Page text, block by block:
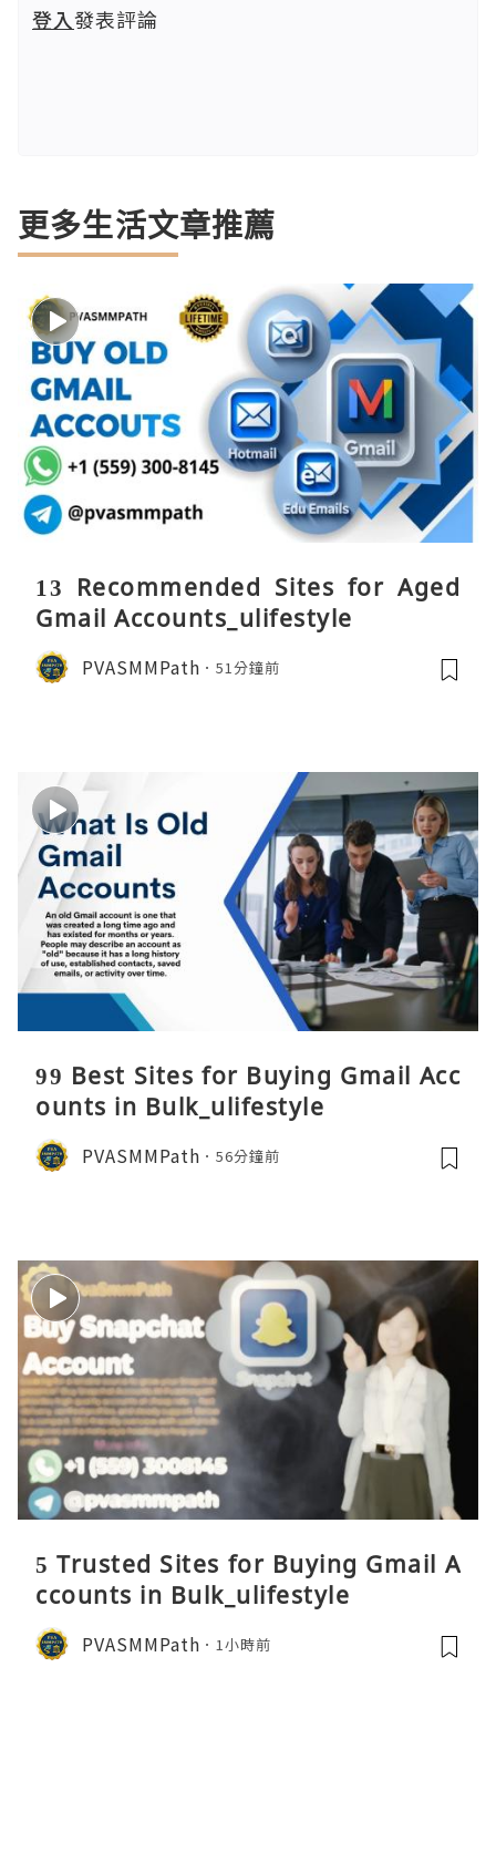
登入發表評論
更多生活文章推薦
13 Recommended Sites for Aged
Gmail Accounts_ulifestyle
PVASMMPath 51分鐘前
99 Best Sites for Buying Gmail Acc
ounts in Bulk_ulifestyle
PVASMMPath 56分鐘前
5 Trusted Sites for Buying Gmail A
ccounts in Bulk_ulifestyle
PVASMMPath 1小時前